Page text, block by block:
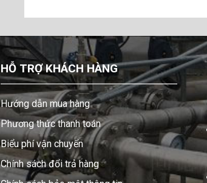
HỖ TRỢ KHÁCH HÀNG
Hướng dẫn mua hàng
Phương thức thanh toán
Biểu phí vận chuyển
Chính sách đổi trả hàng